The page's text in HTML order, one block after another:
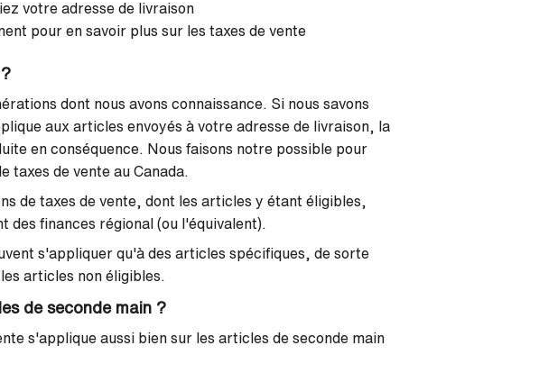
votre adresse de livraison
pour en savoir plus sur les taxes de vente
dont nous avons connaissance. Si nous savons
aux articles envoyés à votre adresse de livraison, la
en conséquence. Nous faisons notre possible pour
taxes de vente au Canada.
de taxes de vente, dont les articles y étant éligibles,
finances régional (ou l'équivalent).
s'appliquer qu'à des articles spécifiques, de sorte
articles non éligibles.
de seconde main ?
s'applique aussi bien sur les articles de seconde main